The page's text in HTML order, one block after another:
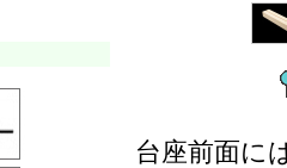
台座前面に